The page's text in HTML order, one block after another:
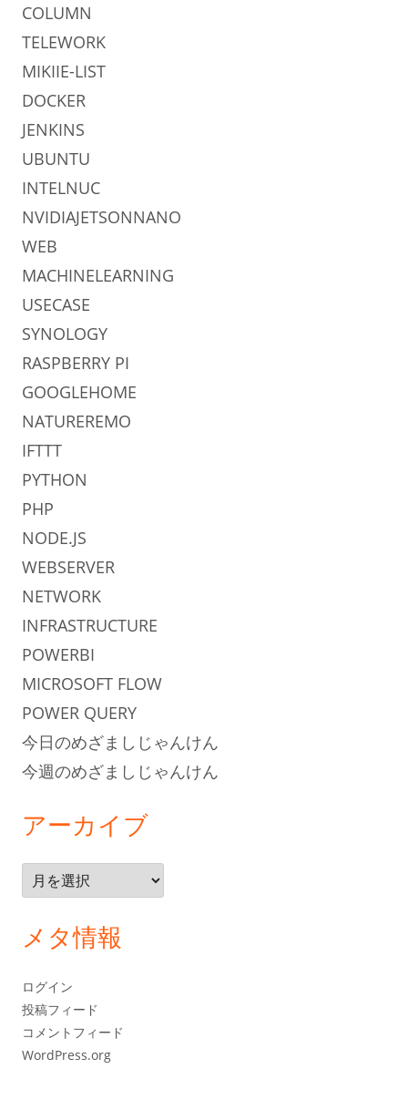
COLUMN
TELEWORK
MIKIIE-LIST
DOCKER
JENKINS
UBUNTU
INTELNUC
NVIDIAJETSONNANO
WEB
MACHINELEARNING
USECASE
SYNOLOGY
RASPBERRY PI
GOOGLEHOME
NATUREREMO
IFTTT
PYTHON
PHP
NODE.JS
WEBSERVER
NETWORK
INFRASTRUCTURE
POWERBI
MICROSOFT FLOW
POWER QUERY
今日のめざましじゃんけん
今週のめざましじゃんけん
アーカイブ
ー
イ
メタ情報
ログイン
投稿フィード
コメントフィード
WordPress.org